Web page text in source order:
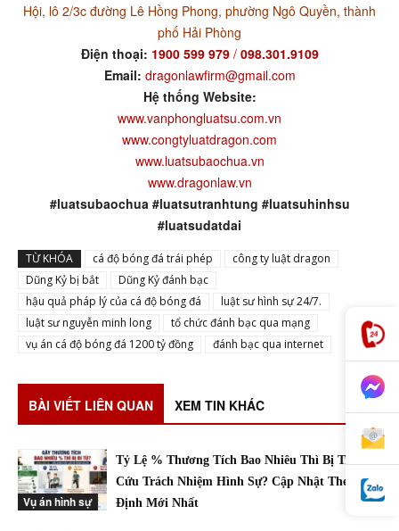
Hội, lô 2/3c đường Lê Hồng Phong, phường Ngô Quyền, thành
phố Hải Phòng
Điện thoại: 1900 599 979/ 098.301.9109
Email: dragonlawfirm@gmail.com
Hệ thống Website:
www.vanphongluatsu.com.vn
www.congtyluatdragon.com
www.luatsubaochua.vn
www.dragonlaw.vn
#luatsubaochua #luatsutranhtung #luatsuhinhsu
#luatsudatdai
TỪ KHÓA cá độ bóng đá trái phép
công ty luật dragon
Dũng Kỷ bị bắt
Dũng Kỷ đánh bạc
hậu quả pháp lý của cá độ bóng đá
luật sư hình sự 24/7.
luật sư nguyễn minh long
tổ chức đánh bạc qua mạng
vụ án cá độ bóng đá 1200 tỷ đồng
đánh bạc qua internet
BÀI VIẾT LIÊN QUAN XEM TIN KHÁC
Vụ án hình sự
Tỷ Lệ % Thương Tích Bao Nhiêu Thì Bị Truy
Cứu Trách Nhiệm Hình Sự? Cập Nhật Theo Quy
Định Mới Nhất